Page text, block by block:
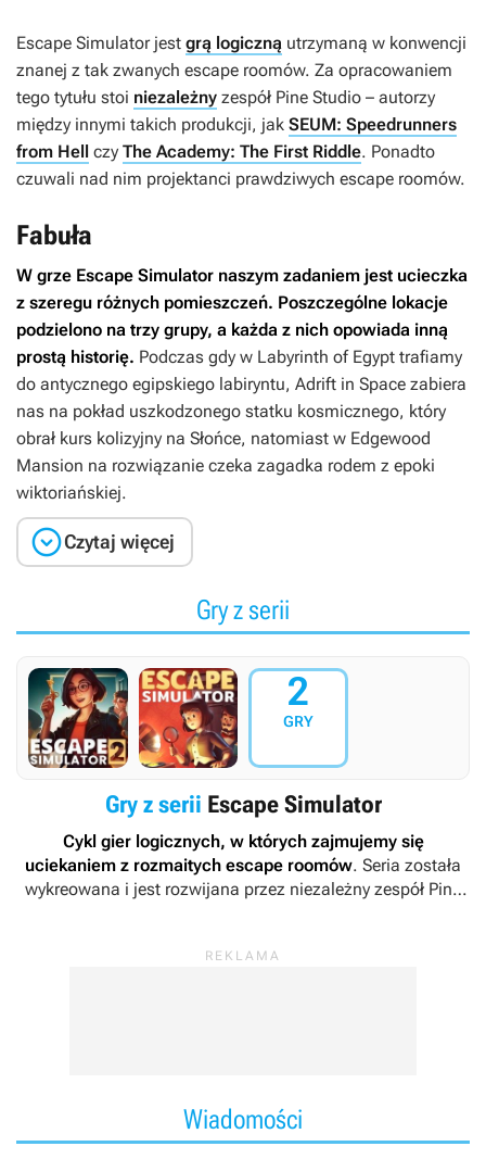
Escape Simulatorjest grą logiczną utrzymaną w konwencji
znanej z tak zwanych escape roomów. Za opracowaniem
tego tytułu stoi niezależny zespół Pine Studio – autorzy
między innymi takich produkcji, jak SEUM: Speedrunners
from Hell czy The Academy: The First Riddle. Ponadto
czuwali nad nim projektanci prawdziwych escape roomów.
Fabuła
W grze Escape Simulator naszym zadaniem jest ucieczka
z szeregu różnych pomieszczeń. Poszczególne lokacje
podzielono na trzy grupy, a każda z nich opowiada inną
prostą historię. Podczas gdy w Labyrinth of Egypt trafiamy
do antycznego egipskiego labiryntu, Adrift in Space zabiera
nas na pokład uszkodzonego statku kosmicznego, który
obrał kurs kolizyjny na Słońce, natomiast w Edgewood
Mansion na rozwiązanie czeka zagadka rodem z epoki
wiktoriańskiej.
Czytaj więcej
Gry z serii
2
GRY
Gry z serii Escape Simulator
Cykl gier logicznych, w których zajmujemy się
uciekaniem z rozmaitych escape roomów. Seria została
wykreowana i jest rozwijana przez niezależny zespół Pine
Wiadomości